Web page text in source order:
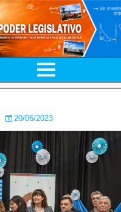
20/06/2023